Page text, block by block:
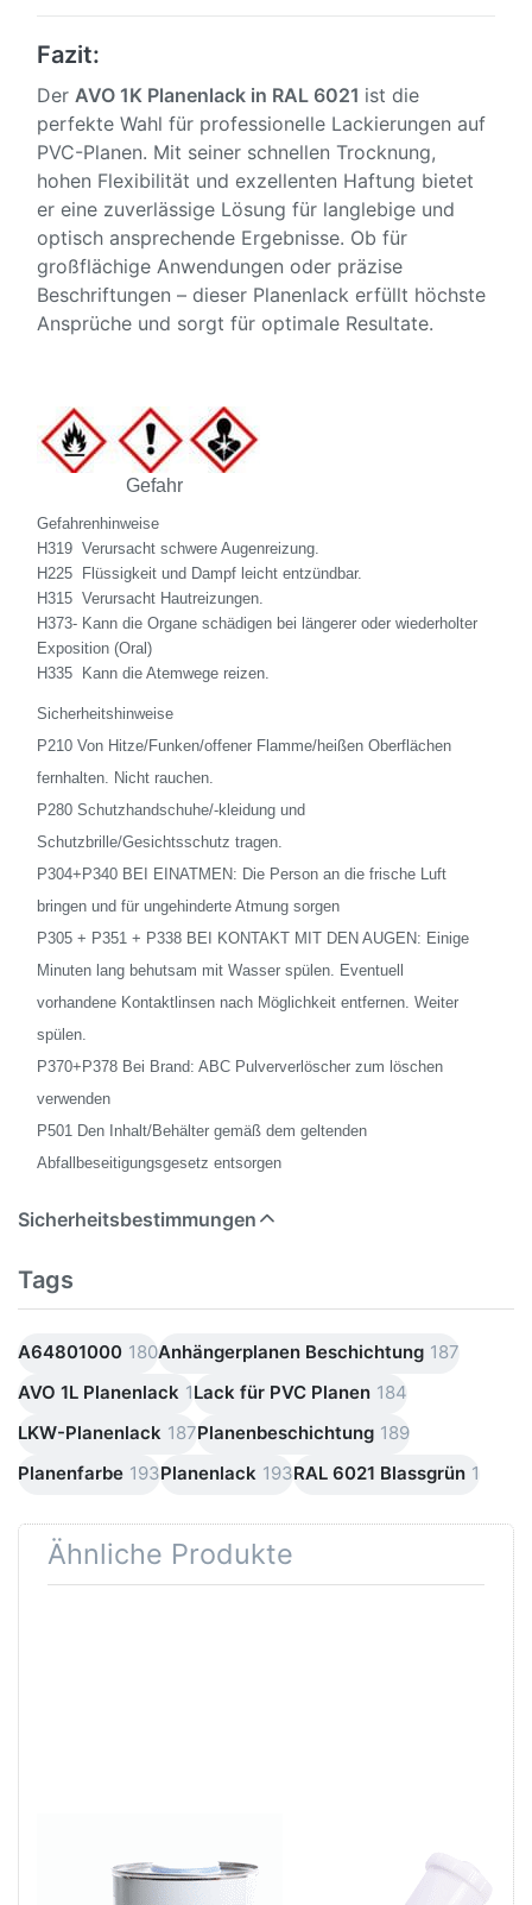
Fazit:
Der AVO 1K Planenlack in RAL 6021 ist die
perfekte Wahl für professionelle Lackierungen auf
PVC-Planen. Mit seiner schnellen Trocknung,
hohen Flexibilität und exzellenten Haftung bietet
er eine zuverlässige Lösung für langlebige und
optisch ansprechende Ergebnisse. Ob für
großflächige Anwendungen oder präzise
Beschriftungen – dieser Planenlack erfüllt höchste
Ansprüche und sorgt für optimale Resultate.
Gefahr
Gefahrenhinweise
H319 ­ Verursacht schwere Augenreizung.
H225 ­ Flüssigkeit und Dampf leicht entzündbar.
H315 ­ Verursacht Hautreizungen.
H373- Kann die Organe schädigen bei längerer oder wiederholter
Exposition (Oral)
H335 ­ Kann die Atemwege reizen.
Sicherheitshinweise
P210 Von Hitze/Funken/offener Flamme/heißen Oberflächen
fernhalten. Nicht rauchen.
P280 Schutzhandschuhe/-kleidung und
Schutzbrille/Gesichtsschutz tragen.
P304+P340 BEI EINATMEN: Die Person an die frische Luft
bringen und für ungehinderte Atmung sorgen
P305 + P351 + P338 BEI KONTAKT MIT DEN AUGEN: Einige
Minuten lang behutsam mit Wasser spülen. Eventuell
vorhandene Kontaktlinsen nach Möglichkeit entfernen. Weiter
spülen.
P370+P378 Bei Brand: ABC Pulververlöscher zum löschen
verwenden
P501 Den Inhalt/Behälter gemäß dem geltenden
Abfallbeseitigungsgesetz entsorgen
Sicherheitsbestimmungen
Tags
A64801000 180Anhängerplanen Beschichtung 187
AVO 1L Planenlack 1Lack für PVC Planen 184
LKW-Planenlack 187Planenbeschichtung 189
Planenfarbe 193Planenlack 193RAL 6021 Blassgrün 1
Ähnliche Produkte
Siliconentferner 1
Liter A060110